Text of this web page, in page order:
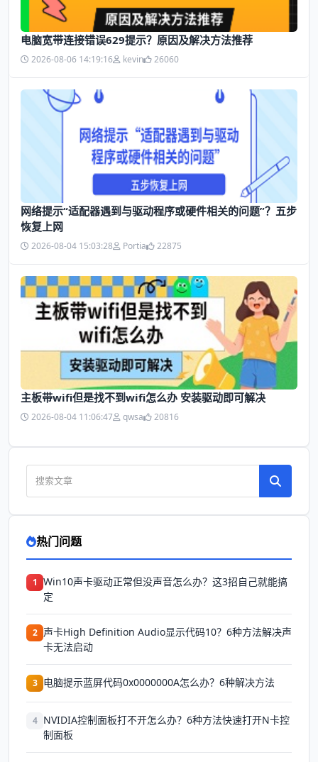
电脑宽带连接错误629提示？原因及解决方法推荐
2026-08-06 14:19:16 kevin 26060
网络提示“适配器遇到与驱动程序或硬件相关的问题”？五步
恢复上网
2026-08-04 15:03:28 Portia 22875
主板带wifi但是找不到wifi怎么办 安装驱动即可解决
2026-08-04 11:06:47 qwsa 20816
热门问题
1 Win10声卡驱动正常但没声音怎么办？这3招自己就能搞
定
2 声卡High Definition Audio显示代码10？6种方法解决声
卡无法启动
3 电脑提示蓝屏代码0x0000000A怎么办？6种解决方法
4 NVIDIA控制面板打不开怎么办？6种方法快速打开N卡控
制面板